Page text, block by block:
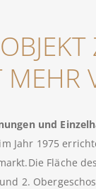
und
Jahr 1975
Fläche
2.